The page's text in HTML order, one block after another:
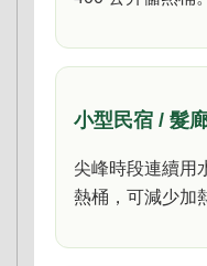
小型民宿 / 髮
尖峰時段連續用
熱桶，可減少加